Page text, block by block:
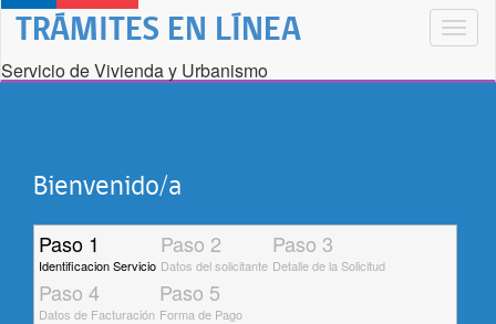
TRÁMITES EN LÍNEA
Servicio de Vivienda y Urbanismo
Bienvenido/a
Paso 1
Identificacion Servicio
Paso 2
Datos del solicitante
Paso 3
Detalle de la Solicitud
Paso 4
Datos de Facturación
Paso 5
Forma de Pago